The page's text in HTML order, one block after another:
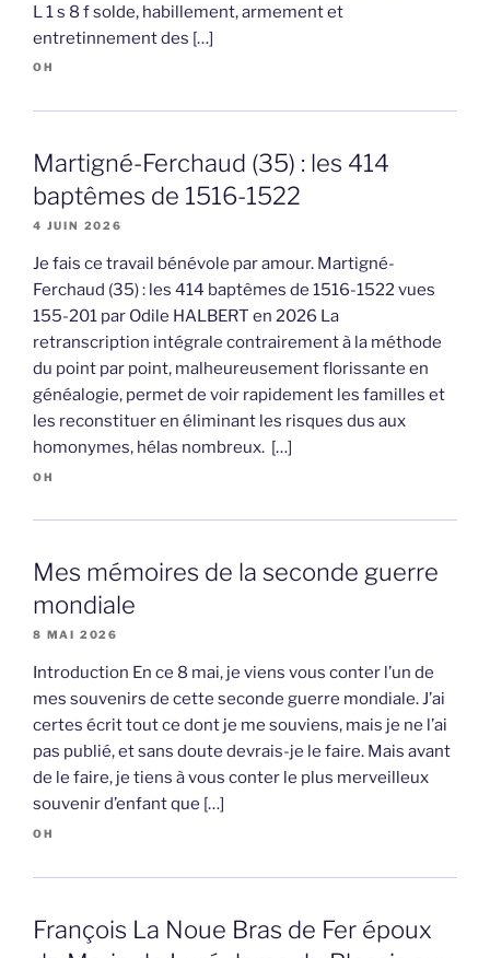
L 1 s 8 f solde, habillement, armement et
entretinnement des […]
OH
Martigné-Ferchaud (35) : les 414
baptêmes de 1516-1522
4 JUIN 2026
Je fais ce travail bénévole par amour. Martigné-
Ferchaud (35) : les 414 baptêmes de 1516-1522 vues
155-201 par Odile HALBERT en 2026 La
retranscription intégrale contrairement à la méthode
du point par point, malheureusement florissante en
généalogie, permet de voir rapidement les familles et
les reconstituer en éliminant les risques dus aux
homonymes, hélas nombreux. […]
OH
Mes mémoires de la seconde guerre
mondiale
8 MAI 2026
Introduction En ce 8 mai, je viens vous conter l’un de
mes souvenirs de cette seconde guerre mondiale. J’ai
certes écrit tout ce dont je me souviens, mais je ne l’ai
pas publié, et sans doute devrais-je le faire. Mais avant
de le faire, je tiens à vous conter le plus merveilleux
souvenir d’enfant que […]
OH
François La Noue Bras de Fer époux